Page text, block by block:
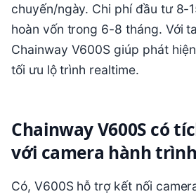
chuyến/ngày. Chi phí đầu tư 8-
hoàn vốn trong 6-8 tháng. Với
Chainway V600S giúp phát
tối ưu lộ trình realtime.
Chainway V600S có
với camera hành
Có, V600S hỗ trợ kết nối